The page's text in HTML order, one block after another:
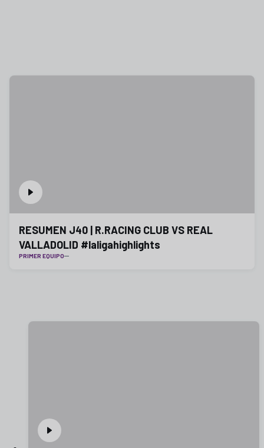
RESUMEN J40 | R.RACING CLUB VS REAL
VALLADOLID #laligahighlights
PRIMER EQUIPO